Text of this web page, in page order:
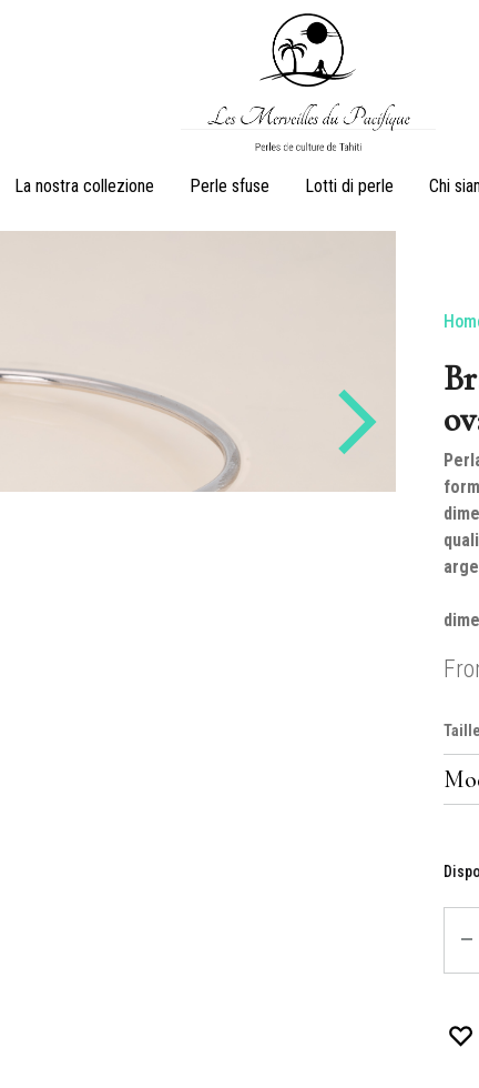
Merveilles
de
La nostra collezione
Anelli
Perle sfuse Lotti di perle Chi